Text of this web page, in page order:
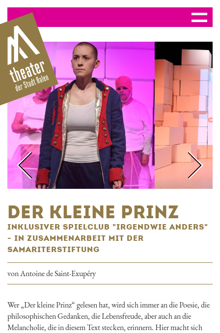
DER KLEINE PRINZ
INKLUSIVER SPIELCLUB "IRGENDWIE ANDERS"
- IN ZUSAMMENARBEIT MIT DER
SAMARITERSTIFTUNG
von Antoine de Saint-Exupéry
Wer „Der kleine Prinz“ gelesen hat, wird sich immer an die Poesie, die
philosophischen Gedanken, die Lebensfreude, aber auch an die
Melancholie, die in diesem Text stecken, erinnern. Hier macht sich